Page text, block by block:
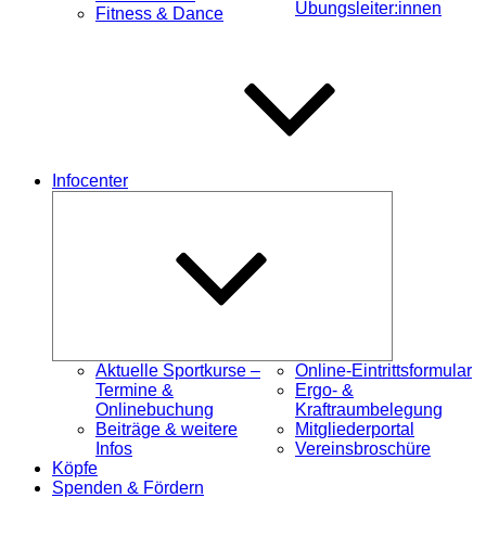
Fitness & Dance
Übungsleiter:innen
Infocenter
Aktuelle Sportkurse –
Termine &
Onlinebuchung
Beiträge & weitere
Infos
Online-Eintrittsformular
Ergo- &
Kraftraumbelegung
Mitgliederportal
Vereinsbroschüre
Köpfe
Spenden & Fördern